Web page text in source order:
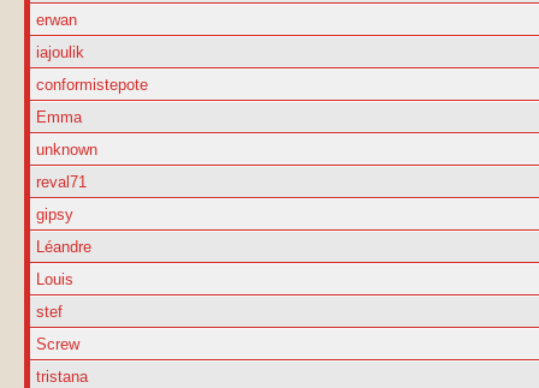
erwan
iajoulik
conformistepote
Emma
unknown
reval71
gipsy
Léandre
Louis
stef
Screw
tristana